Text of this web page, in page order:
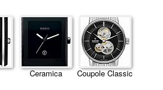
Ceramica Coupole Classic